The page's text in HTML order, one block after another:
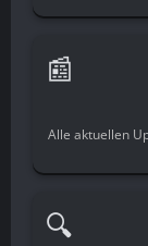
📰
Alle aktuellen
🔍